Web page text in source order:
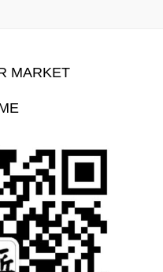
MARKET